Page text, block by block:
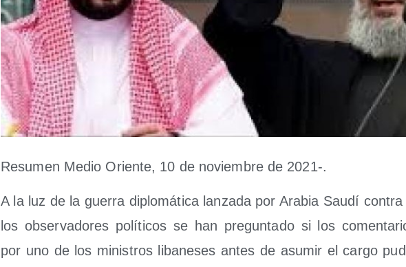
Resu­men Medio Orien­te, 10 de noviem­bre de 2021-.
A la luz de la gue­rra diplo­má­ti­ca lan­za­da por Ara­bia Sau­dí
los obser­va­do­res polí­ti­cos se han pre­gun­ta­do si los
por uno de los minis­tros liba­ne­ses antes de asu­mir el car­go